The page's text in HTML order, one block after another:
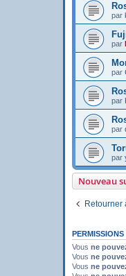
par
par
par
par
par
par
Nouveau
Retourner
Vous ne
Vous ne
Vous ne